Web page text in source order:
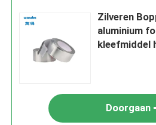
Zilveren
aluminium
kleefmiddel
Doorgaan